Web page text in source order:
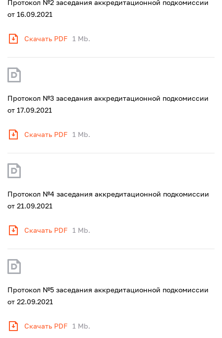
Протокол №2 заседания аккредитационной подкомиссии
от 16.09.2021
Скачать PDF 1 Mb.
Протокол №3 заседания аккредитационной подкомиссии
от 17.09.2021
Скачать PDF 1 Mb.
Протокол №4 заседания аккредитационной подкомиссии
от 21.09.2021
Скачать PDF 1 Mb.
Протокол №5 заседания аккредитационной подкомиссии
от 22.09.2021
Скачать PDF 1 Mb.